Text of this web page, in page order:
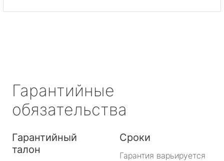
Гарантийные
обязательства
Гарантийный
талон
Сроки
Гарантия варьируется